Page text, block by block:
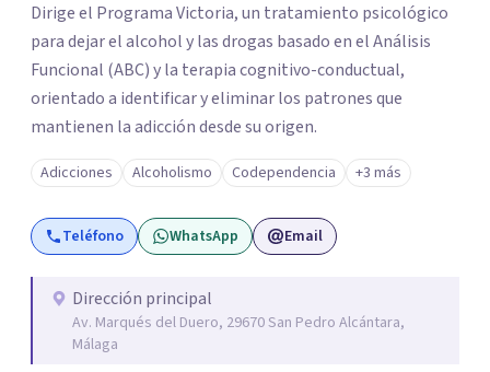
Dirige el Programa Victoria, un tratamiento psicológico
para dejar el alcohol y las drogas basado en el Análisis
Funcional (ABC) y la terapia cognitivo-conductual,
orientado a identificar y eliminar los patrones que
mantienen la adicción desde su origen.
Adicciones Alcoholismo Codependencia +3 más
Teléfono WhatsApp Email
Dirección principal
Av. Marqués del Duero, 29670 San Pedro Alcántara,
Málaga